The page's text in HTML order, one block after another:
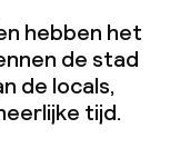
hebben het
de stad
de locals,
tijd.